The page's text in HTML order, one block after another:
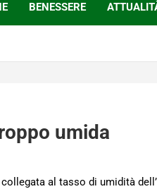
BENESSERE
umida
al tasso di umidità